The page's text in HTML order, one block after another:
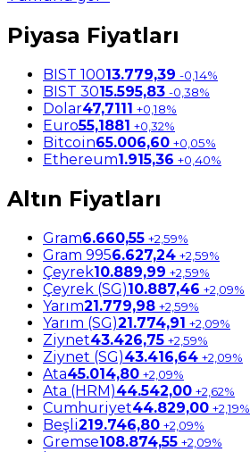
Piyasa Fiyatları
BIST 10013.779,39 -0,14%
BIST 3015.595,83 -0,38%
Dolar47,7111 +0,18%
Euro55,1881 +0,32%
Bitcoin65.006,60 +0,05%
Ethereum1.915,36 +0,40%
Altın Fiyatları
Gram6.660,55 +2,59%
Gram 9956.627,24 +2,59%
Çeyrek10.889,99 +2,59%
Çeyrek (SG)10.887,46 +2,09%
Yarım21.779,98 +2,59%
Yarım (SG)21.774,91 +2,09%
Ziynet43.426,75 +2,59%
Ziynet (SG)43.416,64 +2,09%
Ata45.014,80 +2,09%
Ata (HRM)44.542,00 +2,62%
Cumhuriyet44.829,00 +2,19%
Beşli219.746,80 +2,09%
Gremse108.874,55 +2,09%